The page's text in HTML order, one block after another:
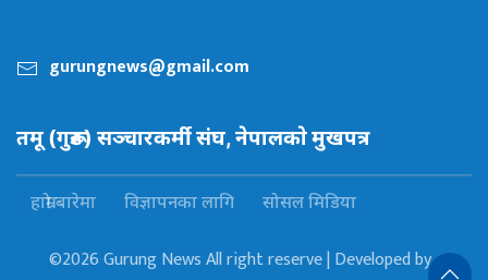
gurungnews@gmail.com
तमू (गुरूङ) सञ्चारकर्मी संघ, नेपालकाे मुखपत्र
हाम्रो बारेमा विज्ञापनका लागि सोसल मिडिया
©2026 Gurung News All right reserve | Developed by :